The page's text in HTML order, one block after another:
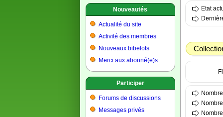
Nouveautés
Actualité du site
Activité des membres
Nouveaux bibelots
Merci aux abonné(e)s
Participer
Forums de discussions
Messages privés
Etat